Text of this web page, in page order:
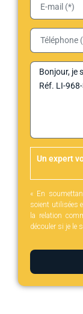
Un expert
« En
soient utilisées
la relation
découler si je le